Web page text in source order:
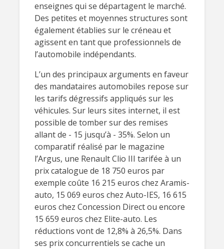
enseignes qui se départagent le marché.
Des petites et moyennes structures sont
également établies sur le créneau et
agissent en tant que professionnels de
l’automobile indépendants.
L’un des principaux arguments en faveur
des mandataires automobiles repose sur
les tarifs dégressifs appliqués sur les
véhicules. Sur leurs sites internet, il est
possible de tomber sur des remises
allant de - 15 jusqu’à - 35%. Selon un
comparatif réalisé par le magazine
l’Argus, une Renault Clio III tarifée à un
prix catalogue de 18 750 euros par
exemple coûte 16 215 euros chez Aramis-
auto, 15 069 euros chez Auto-IES, 16 615
euros chez Concession Direct ou encore
15 659 euros chez Elite-auto. Les
réductions vont de 12,8% à 26,5%. Dans
ses prix concurrentiels se cache un